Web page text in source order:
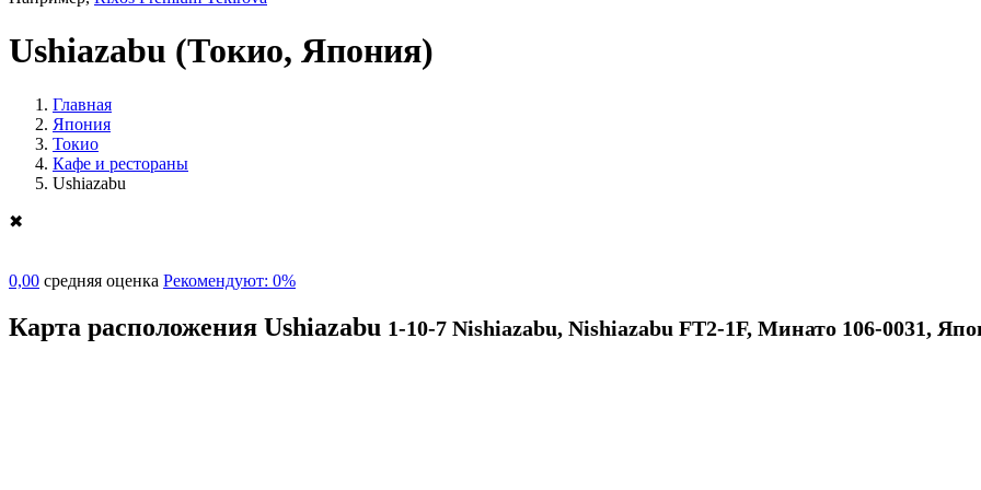
Ushiazabu (Токио, Япония)
Главная
Япония
Токио
Кафе и рестораны
Ushiazabu
✖
0,00 средняя оценка Рекомендуют: 0%
Карта расположения Ushiazabu 1-10-7 Nishiazabu, Nishiazabu FT2-1F, Минато 106-0031,